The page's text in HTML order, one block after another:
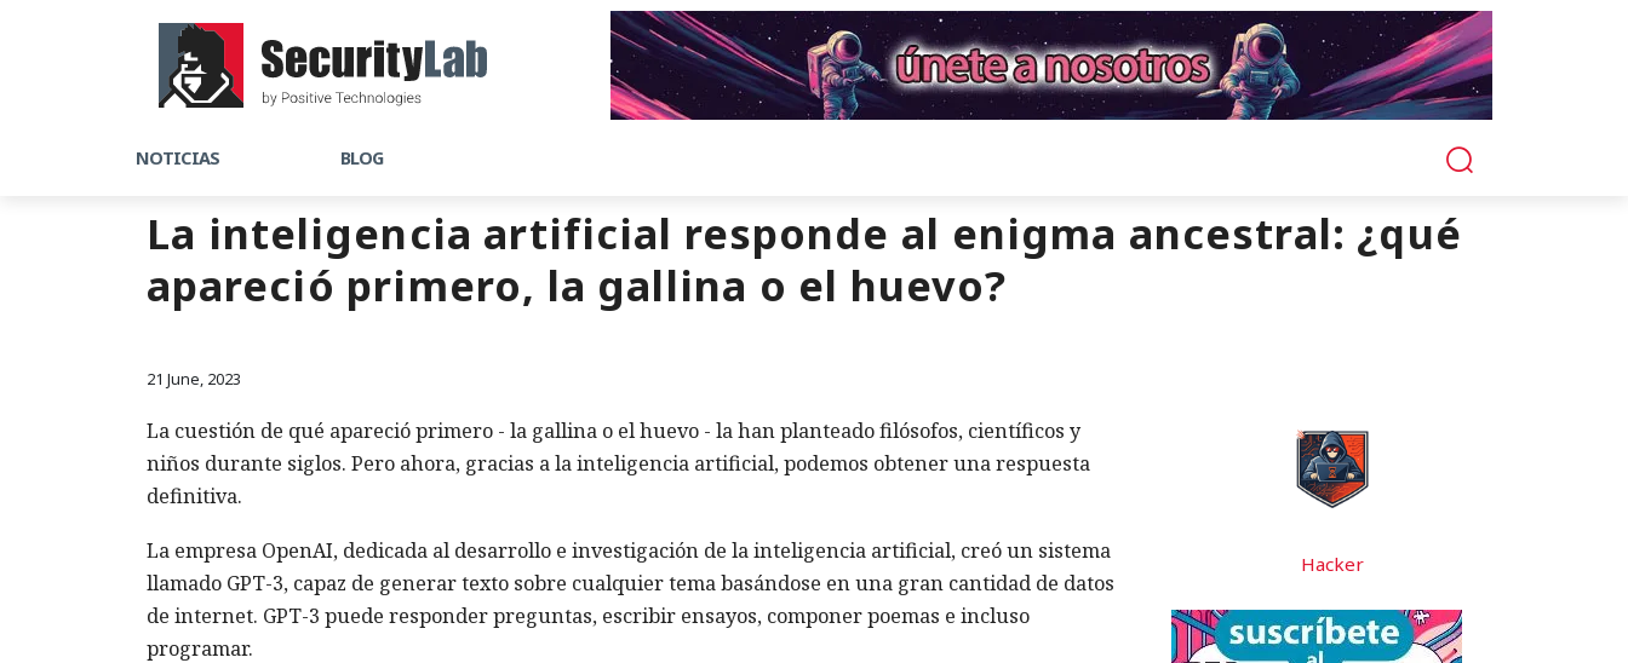
NOTICIAS BLOG
La inteligencia artificial responde al enigma ancestral: ¿qué
apareció primero, la gallina o el huevo?
21 June, 2023
La cuestión de qué apareció primero - la gallina o el huevo - la han planteado filósofos, científicos y
niños durante siglos. Pero ahora, gracias a la inteligencia artificial, podemos obtener una respuesta
definitiva.
La empresa OpenAI, dedicada al desarrollo e investigación de la inteligencia artificial, creó un sistema
llamado GPT-3, capaz de generar texto sobre cualquier tema basándose en una gran cantidad de datos
de internet. GPT-3 puede responder preguntas, escribir ensayos, componer poemas e incluso
programar.
Hacker